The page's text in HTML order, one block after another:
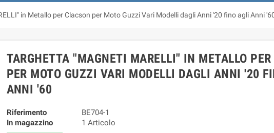
in Metallo per Clacson per Moto Guzzi Vari Modelli dagli Anni '20 fino agli Anni
TARGHETTA "MAGNETI MARELLI" IN METALLO PER
PER MOTO GUZZI VARI MODELLI DAGLI ANNI '20
ANNI '60
Riferimento
BE704-1
In magazzino
1 Articolo